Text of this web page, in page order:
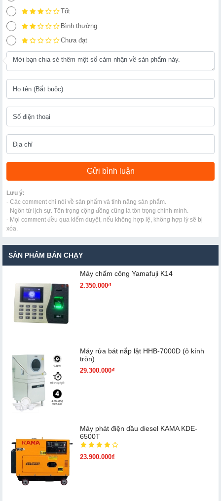
Tốt
Bình thường
Chưa đạt
Lưu ý:
- Các comment chỉ nói về sản phẩm và tính năng sản phẩm.
- Ngôn từ lịch sự. Tôn trọng cộng đồng cũng là tôn trọng chính mình.
- Mọi comment đều qua kiểm duyệt, nếu không hợp lệ, không hợp lý sẽ bị
xóa.
SẢN PHẨM BÁN CHẠY
Máy chấm cô​ng Yamafuji K14
2.350.000₫
Máy rửa bát nắp lật HHB-7000D (ô kính
tròn)
29.300.000₫
Máy phát điện dầu diesel KAMA KDE-
6500T
23.900.000₫